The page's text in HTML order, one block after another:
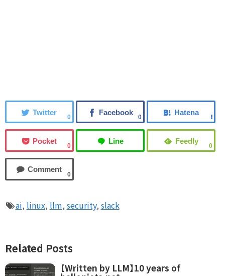
0 0
0 0
0
ai, linux, llm, security, slack
Related Posts
【Written by LLM】10 years of